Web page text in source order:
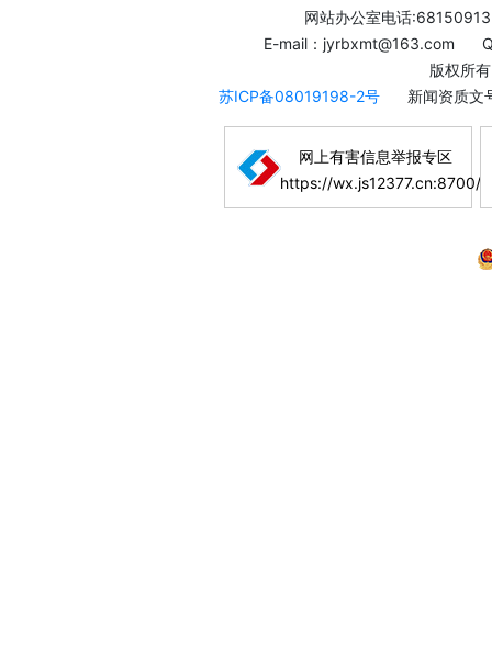
网站办公室电话:68150913
E-mail：jyrbxmt@163.com
版权所
苏ICP备08019198-2号
新闻资质
网上有害信息举报专区
https://wx.js12377.cn:8700/